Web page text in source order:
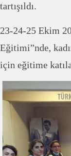
tartışıldı.
23-24-25 Ekim
Eğitimi”nde,
için eğitime